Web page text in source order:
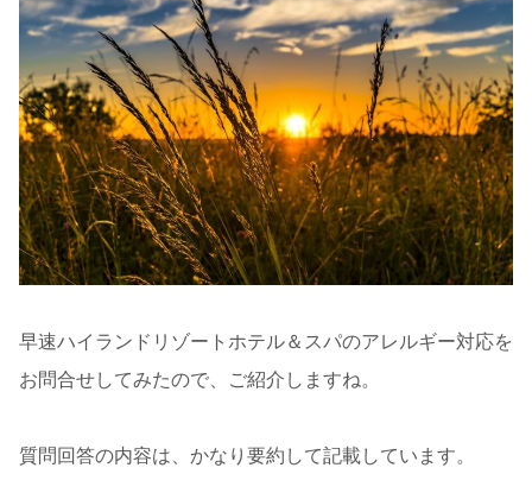
早速ハイランドリゾートホテル＆スパのアレルギー対応を
お問合せしてみたので、ご紹介しますね。
質問回答の内容は、かなり要約して記載しています。